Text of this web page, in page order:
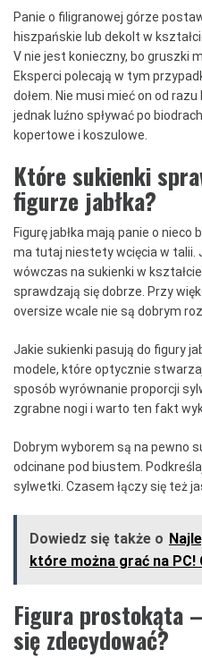
Panie o filigranowej górze
hiszpańskie lub dekolt w
V nie jest konieczny, bo gruszki
Eksperci polecają w tym
dołem. Nie musi mieć on od
jednak luźno spływać po
kopertowe i koszulowe.
Które sukienki
figurze jabłka?
Figurę jabłka mają panie o nieco
ma tutaj niestety wcięcia w
wówczas na sukienki w
sprawdzają się dobrze. Przy
oversize wcale nie są dobrym
Jakie sukienki pasują do figury
modele, które optycznie
sposób wyrównanie proporcji
zgrabne nogi i warto ten fakt
Dobrym wyborem są na pewno
odcinane pod biustem.
sylwetki. Czasem łączy się też
Dowiedz się także o
które można grać na
Figura prostokąta
się zdecydować?